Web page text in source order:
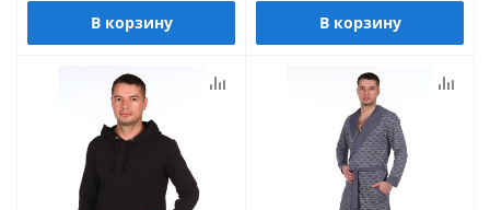
В корзину В корзину